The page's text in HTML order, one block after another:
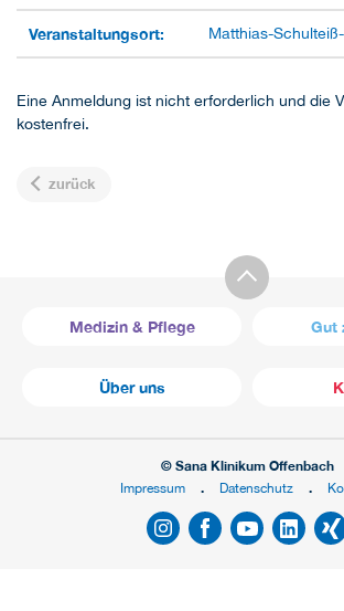
Veranstaltungsort: Matthias-
Eine Anmeldung ist nicht erforderlich und die
kostenfrei.
zurück
Medizin & Pflege Gut
Über uns
© Sana Klinikum Offenbach
Impressum
Datenschutz